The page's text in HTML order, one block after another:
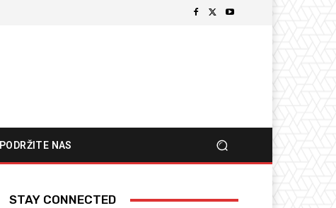
PODRŽITE NAS
STAY CONNECTED